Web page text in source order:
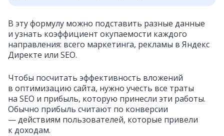
В эту формулу можно подставить разные данные
и узнать коэффициент окупаемости каждого
направления: всего маркетинга, рекламы в Яндекс
Директе или SEO.
Чтобы посчитать эффективность вложений
в оптимизацию сайта, нужно учесть все траты
на SEO и прибыль, которую принесли эти работы.
Обычно прибыль считают по конверсии
— действиям пользователей, которые привели
к доходам.